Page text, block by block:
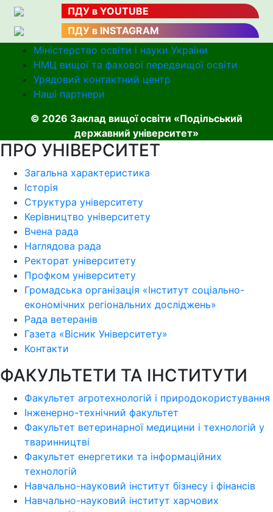
ПДУ в YOUTUBE
ПДУ в INSTAGRAM
Міністерство освіти і науки України
НМЦ вищої та фахової передвищої освіти
Урядовий контактний центр
Наші партнери
© 2026 Заклад вищої освіти «Подільський
державний університет»
ПРО УНІВЕРСИТЕТ
Загальна характеристика
Історія
Структура університету
Керівництво університету
Вчена рада
Наглядова рада
Ректорат університету
Профком університету
Громадська організація «Інститут соціально-
економічних регіональних досліджень»
Рада ветеранів
Газета «Вісник Університету»
Контакти
ФАКУЛЬТЕТИ ТА ІНСТИТУТИ
Факультет агротехнологій і природокористування
Інженерно-технічний факультет
Факультет ветеринарної медицини і технологій у
тваринництві
Факультет енергетики та інформаційних
технологій
Навчально-науковий інститут бізнесу і фінансів
Навчально-науковий інститут харчових